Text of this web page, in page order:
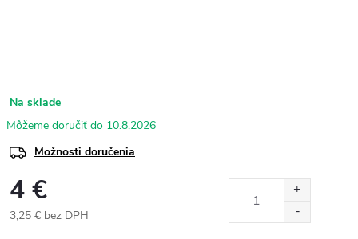
Na sklade
10.8.2026
Možnosti doručenia
4 €
3,25 € bez DPH